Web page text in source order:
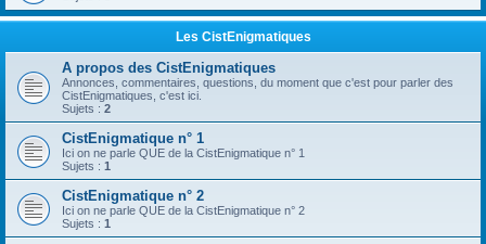
Les CistEnigmatiques
A propos des CistEnigmatiques
Annonces, commentaires, questions, du moment que c'est pour parler des
CistEnigmatiques, c'est ici.
Sujets : 2
CistEnigmatique n° 1
Ici on ne parle QUE de la CistEnigmatique n° 1
Sujets : 1
CistEnigmatique n° 2
Ici on ne parle QUE de la CistEnigmatique n° 2
Sujets : 1